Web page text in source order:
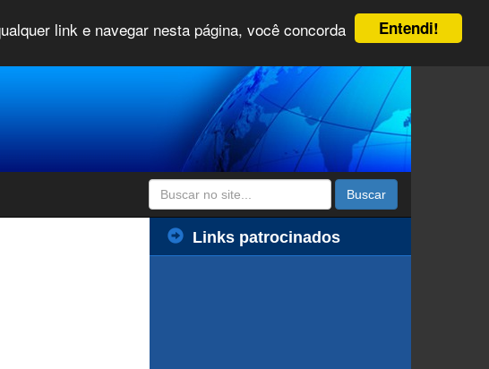
Entendi!
link e navegar nesta página, você concorda
Buscar
Links patrocinados